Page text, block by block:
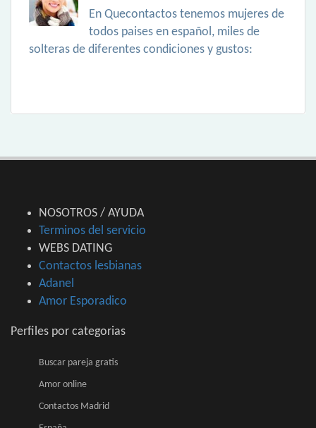
En Quecontactos tenemos mujeres de
todos paises en español, miles de
solteras de diferentes condiciones y gustos:
NOSOTROS / AYUDA
Terminos del servicio
WEBS DATING
Contactos lesbianas
Adanel
Amor Esporadico
Perfiles por categorias
Buscar pareja gratis
Amor online
Contactos Madrid